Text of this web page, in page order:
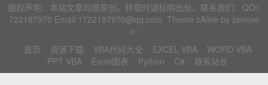
版权声明：本站文章均属原创，转载时请标明出处。联系我们： QQ1
722187970 Email:1722187970@qq.com Theme zAlive by zenove
n
首页
资源下载 VBA代码大全 EXCEL VBA
WORD VBA
PPT VBA
Excel图表 Python C# 联系站长